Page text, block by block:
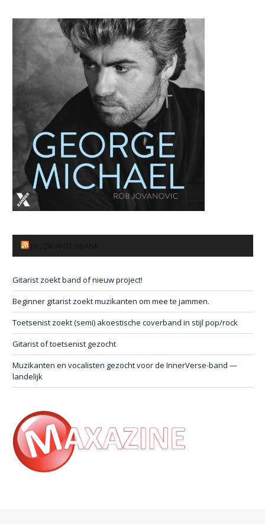
Gitarist zoekt band of nieuw project!
Beginner gitarist zoekt muzikanten om mee te jammen.
Toetsenist zoekt (semi) akoestische coverband in stijl pop/rock
Gitarist of toetsenist gezocht
Muzikanten en vocalisten gezocht voor de InnerVerse-band —
landelijk